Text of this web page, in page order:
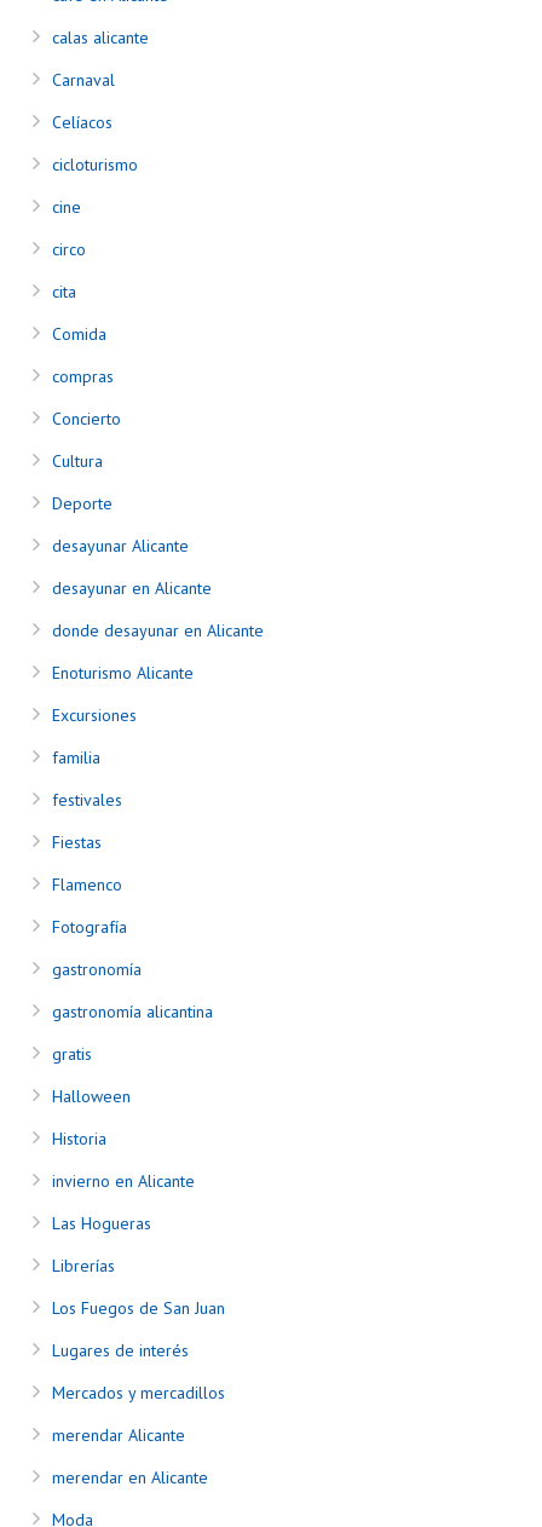
calas alicante
Carnaval
Celíacos
cicloturismo
cine
circo
cita
Comida
compras
Concierto
Cultura
Deporte
desayunar Alicante
desayunar en Alicante
donde desayunar en Alicante
Enoturismo Alicante
Excursiones
familia
festivales
Fiestas
Flamenco
Fotografía
gastronomía
gastronomía alicantina
gratis
Halloween
Historia
invierno en Alicante
Las Hogueras
Librerías
Los Fuegos de San Juan
Lugares de interés
Mercados y mercadillos
merendar Alicante
merendar en Alicante
Moda